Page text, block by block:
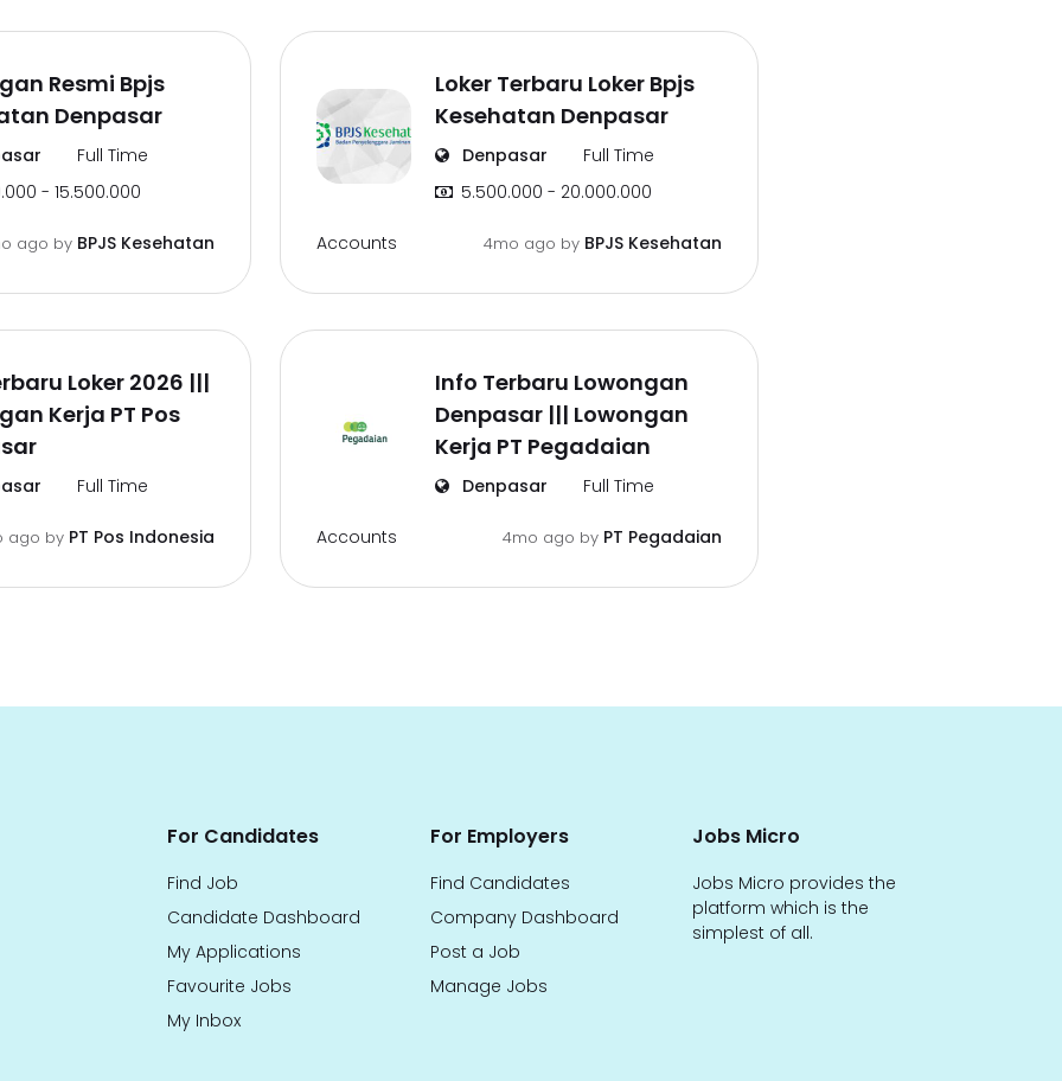
Resmi Bpjs
Denpasar
Full Time
- 15.500.000
ago by BPJS Kesehatan
Loker Terbaru Loker Bpjs
Kesehatan Denpasar
Denpasar
Full Time
5.500.000 - 20.000.000
Accounts 4mo ago by BPJS Kesehatan
Loker 2026 |||
Kerja PT Pos
Full Time
ago by PT Pos Indonesia
Info Terbaru Lowongan
Denpasar ||| Lowongan
Kerja PT Pegadaian
Denpasar Full Time
Accounts 4mo ago by PT Pegadaian
For Candidates
Find Job
Candidate Dashboard
My Applications
Favourite Jobs
My Inbox
For Employers
Find Candidates
Company Dashboard
Post a Job
Manage Jobs
Jobs Micro
Jobs Micro provides the
platform which is the
simplest of all.